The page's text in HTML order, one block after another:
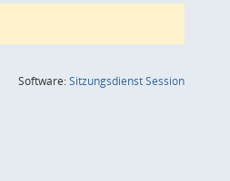
Software:SitzungsdienstSession(Wird in